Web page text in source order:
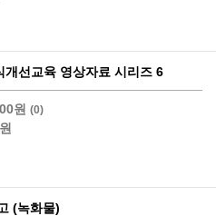
개선교육 영상자료 시리즈 6
원 (0)
(녹화물)